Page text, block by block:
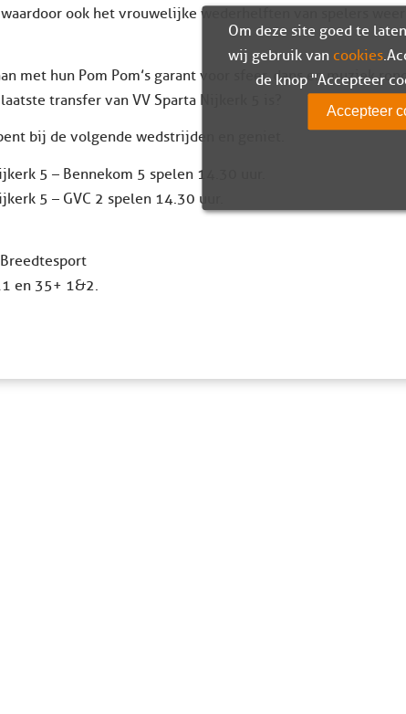
ook het vrouwelijke wederhelften van spelers weer
met hun Pom Pom’s garant voor sfeer, dans en muziek
transfer van VV Sparta Nijkerk 5 is?
bij de volgende wedstrijden en geniet.
5 – Bennekom 5 spelen 14.30 uur.
5 – GVC 2 spelen 14.30 uur.
en 35+ 1&2.
Om deze site goed te
wij gebruik van cookies.
de knop "Accepteer
Accepteer